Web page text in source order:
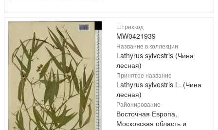
Штрихкод
MW0421939
Название в коллекции
Lathyrus sylvestris (Чина
лесная)
Принятое название
Lathyrus sylvestris L. (Чина
лесная)
Районирование
Восточная Европа,
Московская область и